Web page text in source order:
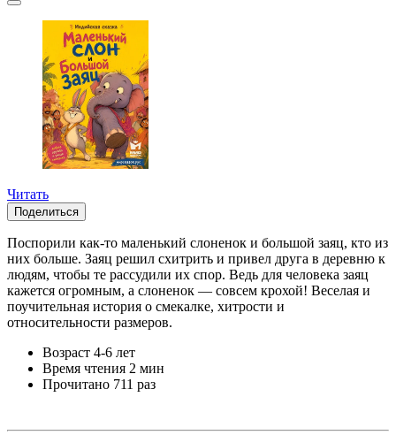
Читать
Поделиться
Поспорили как-то маленький слоненок и большой заяц, кто из
них больше. Заяц решил схитрить и привел друга в деревню к
людям, чтобы те рассудили их спор. Ведь для человека заяц
кажется огромным, а слоненок — совсем крохой! Веселая и
поучительная история о смекалке, хитрости и
относительности размеров.
Возраст 4-6 лет
Время чтения 2 мин
Прочитано 711 раз